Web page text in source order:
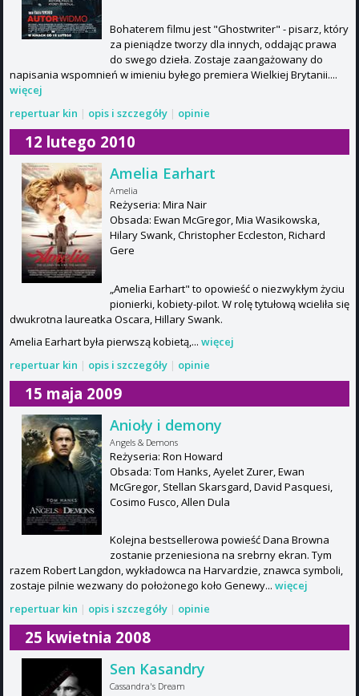
Bohaterem filmu jest "Ghostwriter" - pisarz, który
za pieniądze tworzy dla innych, oddając prawa
do swego dzieła. Zostaje zaangażowany do
napisania wspomnień w imieniu byłego premiera Wielkiej Brytanii....
więcej
repertuar kin | opis i szczegóły | opinie
12 lutego 2010
Amelia Earhart
Amelia
Reżyseria: Mira Nair
Obsada: Ewan McGregor, Mia Wasikowska,
Hilary Swank, Christopher Eccleston, Richard
Gere
„Amelia Earhart" to opowieść o niezwykłym życiu
pionierki, kobiety-pilot. W rolę tytułową wcieliła się
dwukrotna laureatka Oscara, Hillary Swank.
Amelia Earhart była pierwszą kobietą,... więcej
repertuar kin | opis i szczegóły | opinie
15 maja 2009
Anioły i demony
Angels & Demons
Reżyseria: Ron Howard
Obsada: Tom Hanks, Ayelet Zurer, Ewan
McGregor, Stellan Skarsgard, David Pasquesi,
Cosimo Fusco, Allen Dula
Kolejna bestsellerowa powieść Dana Browna
zostanie przeniesiona na srebrny ekran. Tym
razem Robert Langdon, wykładowca na Harvardzie, znawca symboli,
zostaje pilnie wezwany do położonego koło Genewy... więcej
repertuar kin | opis i szczegóły | opinie
25 kwietnia 2008
Sen Kasandry
Cassandra's Dream